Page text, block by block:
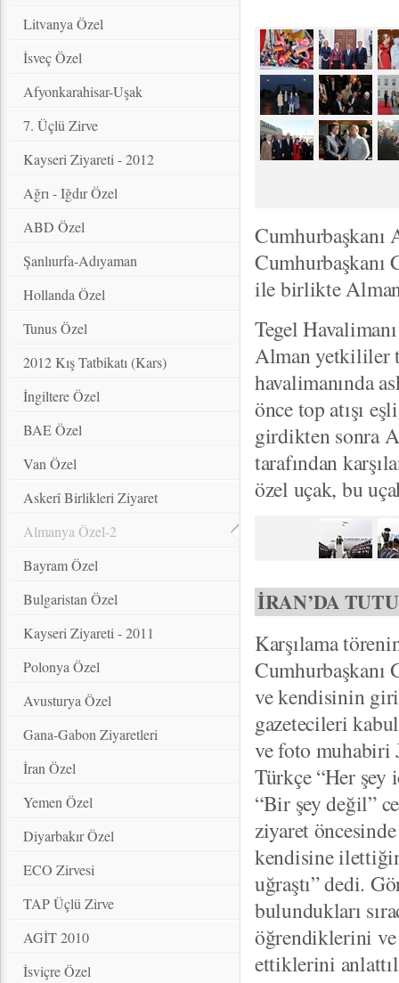
Litvanya Özel
İsveç Özel
Afyonkarahisar-Uşak
7. Üçlü Zirve
Kayseri Ziyareti - 2012
Ağrı - Iğdır Özel
ABD Özel
Şanlıurfa-Adıyaman
Hollanda Özel
Tunus Özel
2012 Kış Tatbikatı (Kars)
İngiltere Özel
BAE Özel
Van Özel
Askerî Birlikleri Ziyaret
Almanya Özel-2
Bayram Özel
Bulgaristan Özel
Kayseri Ziyareti - 2011
Polonya Özel
Avusturya Özel
Gana-Gabon Ziyaretleri
İran Özel
Yemen Özel
Diyarbakır Özel
ECO Zirvesi
TAP Üçlü Zirve
AGİT 2010
İsviçre Özel
ile birlikte
Tegel
Alman yetkililer
havalimanında
önce top atışı
girdikten sonra
tarafından
özel uçak, bu
İRAN’DA
Karşılama
Cumhurbaşkanı
ve kendisinin
gazetecileri
ve foto muhabiri
Türkçe “Her şey
“Bir şey değil”
ziyaret
kendisine
uğraştı” dedi.
bulundukları
öğrendiklerini ve
ettiklerini